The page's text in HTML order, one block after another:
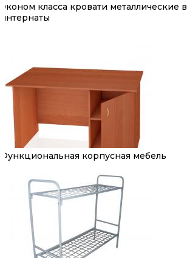
Эконом класса кровати металлические в
интернаты
Функциональная корпусная мебель